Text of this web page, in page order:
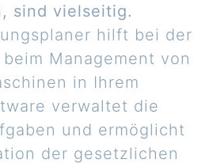
sind vielseitig.
hilft bei der
Management von
in Ihrem
verwaltet die
und ermöglicht
der gesetzlichen